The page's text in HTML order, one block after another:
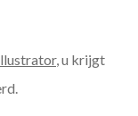
, u krijgt